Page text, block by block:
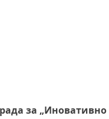
за „Иновативно